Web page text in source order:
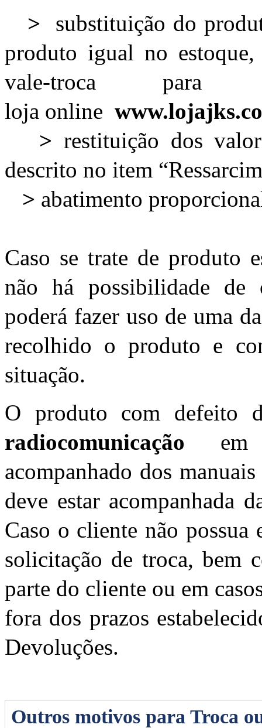
>
substituição do
produto igual no
vale-troca para
loja online
> restituição dos
descrito no item
> abatimento
Caso se trate de produto
não há possibilidade
poderá fazer uso de uma
recolhido o produto e
situação.
O produto com defeito
radiocomunicação em
acompanhado dos
deve estar acompanhada
Caso o cliente não possua
solicitação de troca, bem
parte do cliente ou em
fora dos prazos
Devoluções.
Outros motivos para Troca